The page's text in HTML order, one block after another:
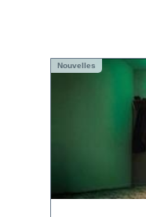
Nouvelles